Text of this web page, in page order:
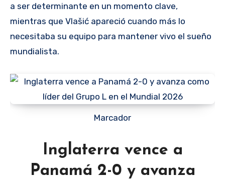
a ser determinante en un momento clave,
mientras que Vlašić apareció cuando más lo
necesitaba su equipo para mantener vivo el sueño
mundialista.
Marcador
Inglaterra vence a
Panamá 2-0 y avanza